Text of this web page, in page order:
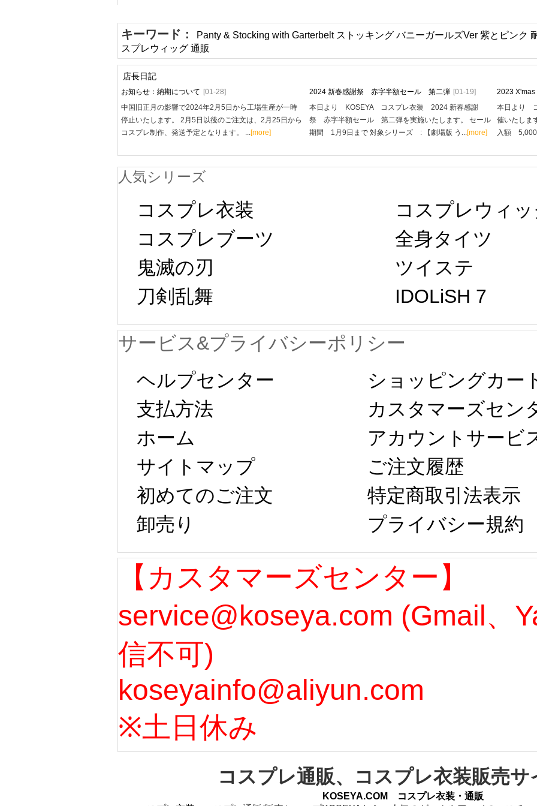
キーワード：
Panty & Stocking with Garterbelt ストッキング バニーガールズVer 紫とピンク
スプレウィッグ 通販
店長日記
お知らせ：納期について [01-28]
中国旧正月の影響で2024年2月5日から工場生産が一時
停止いたします。 2月5日以後のご注文は、2月25日から
コスプレ制作、発送予定となります。 ...[more]
2024 新春感謝祭 赤字半額セール 第二弾 [01-19]
本日より KOSEYA コスプレ衣装 2024 新春感謝
祭 赤字半額セール 第二弾を実施いたします。 セール
期間 1月9日まで 対象シリーズ : 【劇場版 う...[more]
2023
本日より
催いたしま
入額
人気シリーズ
コスプレ衣装
コスプレウィ
コスプレブーツ
全身タイツ
鬼滅の刃
ツイステ
刀剣乱舞
IDOLiSH 7
サービス&プライバシーポリシー
ヘルプセンター
ショッピングカー
支払方法
カスタマーズセン
ホーム
アカウントサービ
サイトマップ
ご注文履歴
初めてのご注文
特定商取引法表示
卸売り
プライバシー規約
【カスタマーズセンター】
service@koseya.com (Gmail、
信不可)
koseyainfo@aliyun.com
※土日休み
コスプレ通販、コスプレ衣装販売サ
KOSEYA.COM コスプレ衣装・通販